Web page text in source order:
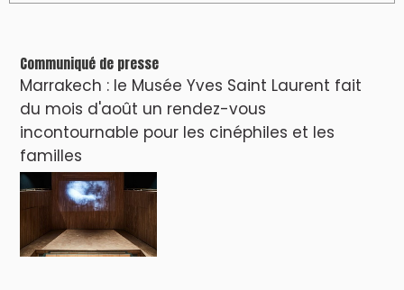
🎵Bulldozer Blues
Clip : 🎵 LE BLUES DE L'IA
🎵 Ormuzera bien, qui ormuzera le
dernier
Reportages
Nizar Baraka préside à Marrakech une